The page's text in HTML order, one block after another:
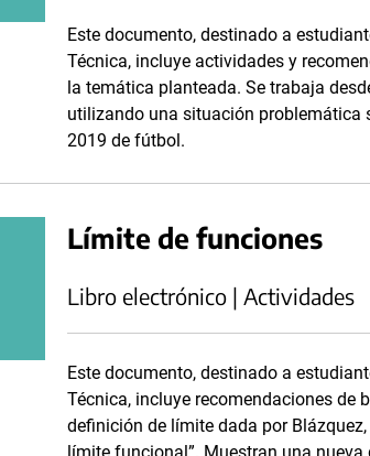
Este documento, destinado a
Técnica, incluye actividades y
la temática planteada. Se trabaja
utilizando una situación problemática
2019 de fútbol.
Límite de funciones
Libro electrónico | Actividades
Este documento, destinado a
Técnica, incluye recomendaciones de
definición de límite dada por